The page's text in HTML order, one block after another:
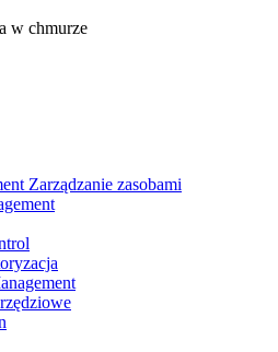
w chmurze
Zarządzanie zasobami